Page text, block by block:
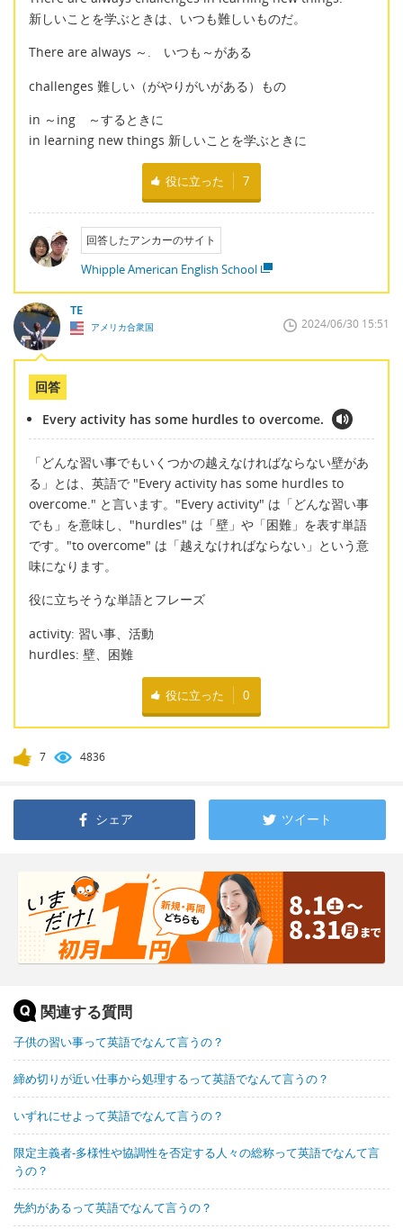
新しいことを学ぶときは、いつも難しいものだ。
There are always ～. いつも～がある
challenges 難しい（がやりがいがある）もの
in ～ing ～するときに
in learning new things 新しいことを学ぶときに
役に立った 7
回答したアンカーのサイト
Whipple American English School
TE
アメリカ合衆国 2024/06/30 15:51
回答
Every activity has some hurdles to overcome.
「どんな習い事でもいくつかの越えなければならない壁があ
る」とは、英語で "Every activity has some hurdles to
overcome." と言います。"Every activity" は「どんな習い事
でも」を意味し、"hurdles" は「壁」や「困難」を表す単語
です。"to overcome" は「越えなければならない」という意
味になります。
役に立ちそうな単語とフレーズ
activity: 習い事、活動
hurdles: 壁、困難
役に立った 0
7 4836
シェア ツイート
関連する質問
子供の習い事って英語でなんて言うの？
締め切りが近い仕事から処理するって英語でなんて言うの？
いずれにせよって英語でなんて言うの？
限定主義者-多様性や協調性を否定する人々の総称って英語でなんて言
うの？
先約があるって英語でなんて言うの？